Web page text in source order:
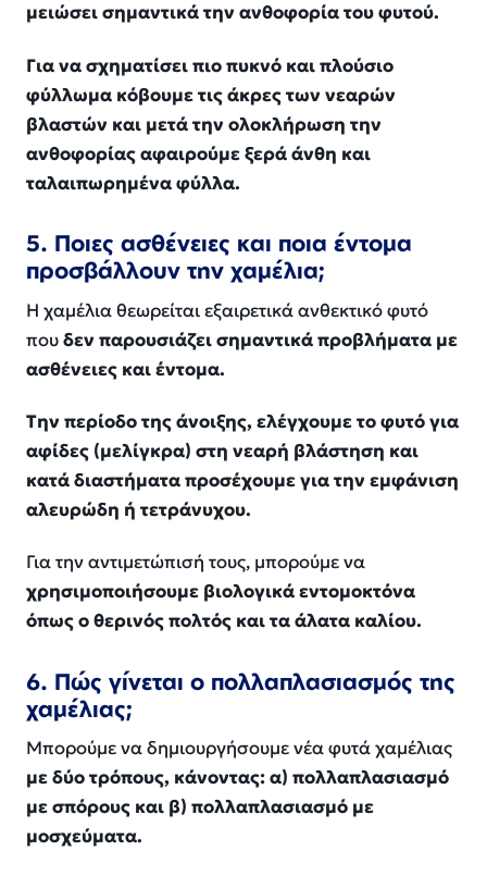
μειώσει σημαντικά την ανθοφορία του φυτού.
Για να σχηματίσει πιο πυκνό και πλούσιο
φύλλωμα κόβουμε τις άκρες των νεαρών
βλαστών και μετά την ολοκλήρωση την
ανθοφορίας αφαιρούμε ξερά άνθη και
ταλαιπωρημένα φύλλα.
5. Ποιες ασθένειες και ποια έντομα
προσβάλλουν την χαμέλια;
Η χαμέλια θεωρείται εξαιρετικά ανθεκτικό φυτό
πουδεν παρουσιάζει σημαντικά προβλήματα με
ασθένειες και έντομα.
Την περίοδο της άνοιξης, ελέγχουμε το φυτό για
αφίδες (μελίγκρα) στη νεαρή βλάστηση και
κατά διαστήματα προσέχουμε για την εμφάνιση
αλευρώδη ή τετράνυχου.
Για την αντιμετώπισή τους, μπορούμε να
χρησιμοποιήσουμε βιολογικά εντομοκτόνα
όπως ο θερινός πολτός και τα άλατα καλίου.
6. Πώς γίνεται ο πολλαπλασιασμός της
χαμέλιας;
Μπορούμε να δημιουργήσουμε νέα φυτά χαμέλιας
με δύο τρόπους, κάνοντας: α) πολλαπλασιασμό
με σπόρους και β) πολλαπλασιασμό με
μοσχεύματα.